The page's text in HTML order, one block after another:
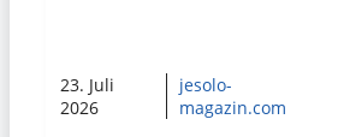
23. Juli
2026
jesolo-
magazin.com